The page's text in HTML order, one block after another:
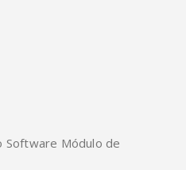
Software Módulo de